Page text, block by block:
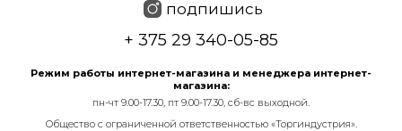
подпишись
+ 375 29 340-05-85
Режим работы интернет-магазина и менеджера интернет-
магазина:
пн-чт 9.00-17.30, пт 9.00-17.30, сб-вс выходной.
Общество с ограниченной ответственностью «Торгиндустрия».